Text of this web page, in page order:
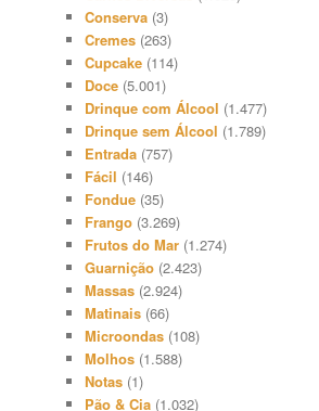
Conserva (3)
Cremes (263)
Cupcake (114)
Doce (5.001)
Drinque com Álcool (1.477)
Drinque sem Álcool (1.789)
Entrada (757)
Fácil (146)
Fondue (35)
Frango (3.269)
Frutos do Mar (1.274)
Guarnição (2.423)
Massas (2.924)
Matinais (66)
Microondas (108)
Molhos (1.588)
Notas (1)
Pão & Cia (1.032)